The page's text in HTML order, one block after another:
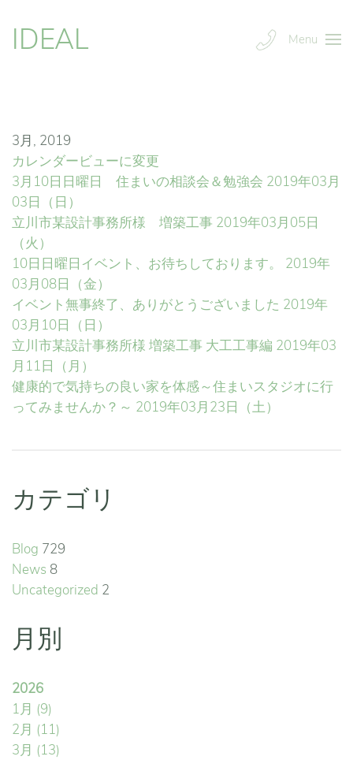
IDEAL Menu
3月, 2019
カレンダービューに変更
3月10日日曜日 住まいの相談会＆勉強会 2019年03月
03日（日）
立川市某設計事務所様 増築工事 2019年03月05日
（火）
10日日曜日イベント、お待ちしております。
2019年
03月08日（金）
イベント無事終了、ありがとうございました 2019年
03月10日（日）
立川市某設計事務所様 増築工事 大工工事編 2019年03
月11日（月）
健康的で気持ちの良い家を体感～住まいスタジオに行
ってみませんか？～ 2019年03月23日（土）
カテゴリ
Blog 729
News 8
Uncategorized 2
月別
2026
1月 (9)
2月 (11)
3月 (13)